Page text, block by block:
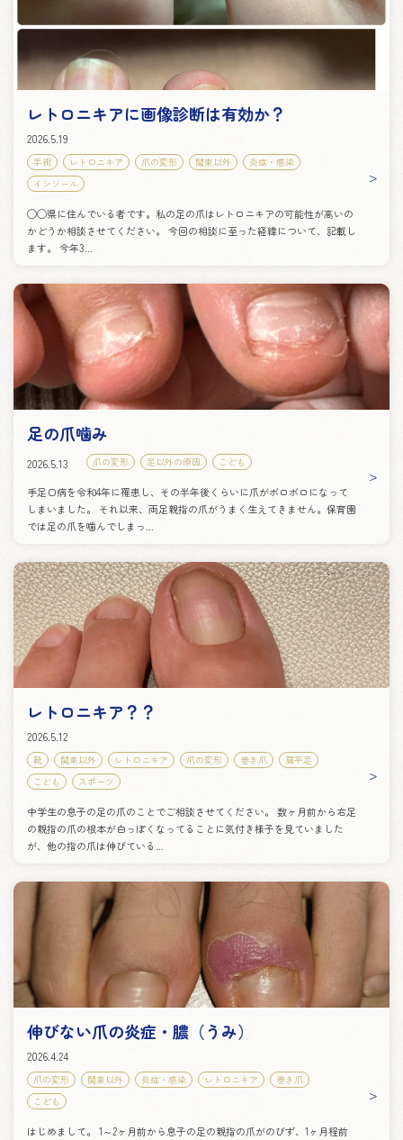
レトロニキアに画像診断は有効か？
2026.5.19
手術 レトロニキア 爪の変形 関東以外
炎症・感染
インソール
◯◯県に住んでいる者です。私の足の爪はレトロニキアの可能性が高いの
かどうか相談させてください。 今回の相談に至った経緯について、記載し
ます。 今年3...
足の爪噛み
2026.5.13 爪の変形 足以外の原因 こども
手足口病を令和4年に罹患し、その半年後くらいに爪がボロボロになって
しまいました。 それ以来、両足親指の爪がうまく生えてきません。保育園
では足の爪を噛んでしまっ...
レトロニキア？？
2026.5.12
靴 関東以外 レトロニキア 爪の変形 巻き爪
扁平足
こども
スポーツ
中学生の息子の足の爪のことでご相談させてください。 数ヶ月前から右足
の親指の爪の根本が白っぽくなってることに気付き様子を見ていました
が、他の指の爪は伸びている...
伸びない爪の炎症・膿（うみ）
2026.4.24
爪の変形 関東以外 炎症・感染 レトロニキア
巻き爪
こども
はじめまして。 1～2ヶ月前から息子の足の親指の爪がのびず、1ヶ月程前